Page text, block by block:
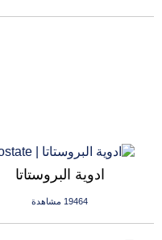
ادوية البروستاتا
19464 مشاهدة